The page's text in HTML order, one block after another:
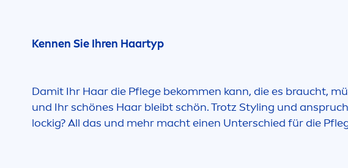
Kennen Sie Ihren Haartyp
Damit Ihr Haar die Pflege bekommen kann, die es braucht,
und Ihr schönes Haar bleibt schön. Trotz Styling und
lockig? All das und mehr macht einen Unterschied für die